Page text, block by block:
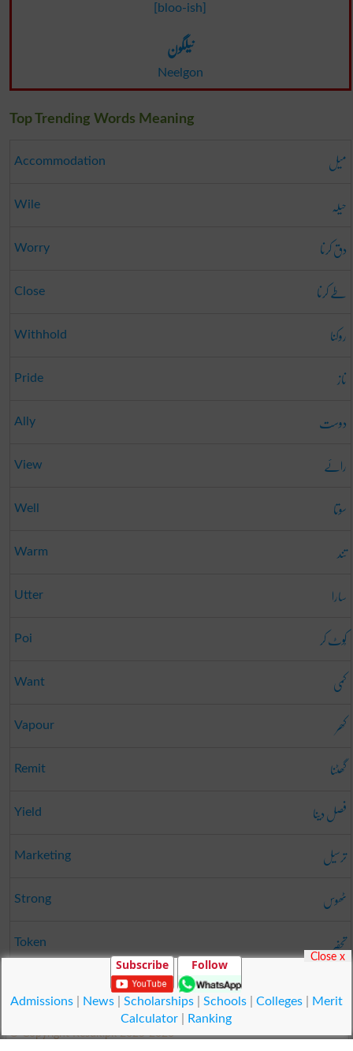
[bloo-ish]
نیلگون
Neelgon
Top Trending Words Meaning
Accommodation میل
Wile حیلہ
Worry دق کرنا
Close طے کرنا
Withhold روکنا
Pride ناز
Ally دوست
View رائے
Well سوتا
Warm تند
Utter سارا
Poi کُوٹ کر
Want کمی
Vapour کھر
Remit گھٹنا
Yield فصل دینا
Marketing ترسیل
Strong ٹھوس
Token تحفہ
© Copyright Result.pk 2025-2026
Subscribe Follow
Admissions| News| Scholarships| Schools| Colleges|
Merit
Calculator
Ranking
Close x